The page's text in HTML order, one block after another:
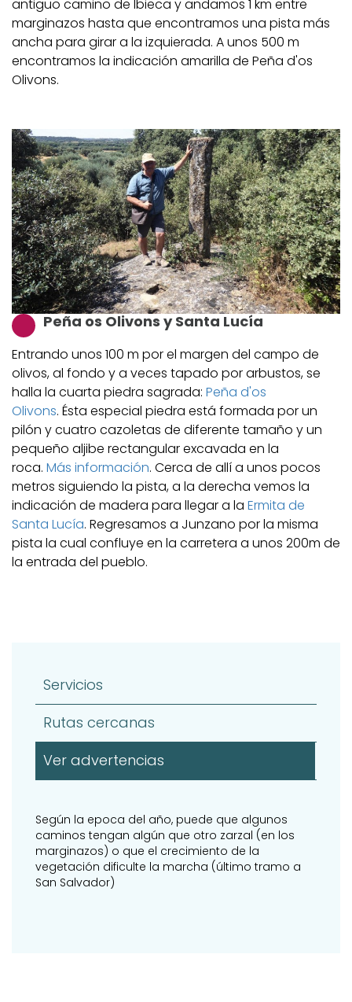
antiguo camino de Ibieca y andamos 1 km entre
marginazos hasta que encontramos una pista más
ancha para girar a la izquierada. A unos 500 m
encontramos la indicación amarilla de Peña d'os
Olivons.
Peña os Olivons y Santa Lucía
Entrando unos 100 m por el margen del campo de
olivos, al fondo y a veces tapado por arbustos, se
halla la cuarta piedra sagrada: Peña d'os
Olivons. Ésta especial piedra está formada por un
pilón y cuatro cazoletas de diferente tamaño y un
pequeño aljibe rectangular excavada en la
roca. Más información. Cerca de allí a unos pocos
metros siguiendo la pista, a la derecha vemos la
indicación de madera para llegar a la Ermita de
Santa Lucía. Regresamos a Junzano por la misma
pista la cual confluye en la carretera a unos 200m de
la entrada del pueblo.
Servicios
Rutas cercanas
Ver advertencias
Según la epoca del año, puede que algunos
caminos tengan algún que otro zarzal (en los
marginazos) o que el crecimiento de la
vegetación dificulte la marcha (último tramo a
San Salvador)